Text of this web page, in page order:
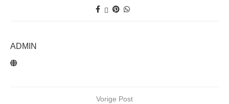
ADMIN
Vorige Post